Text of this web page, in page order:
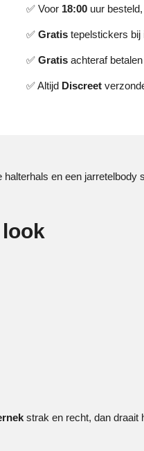
✅ Voor 18:00 uur besteld,
✅ Gratis tepelstickers bij
✅ Gratis achteraf betalen
✅ Altijd Discreet
en een
strak en recht, dan draait